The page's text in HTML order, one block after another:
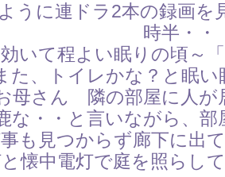
うに連ドラ2本の録画を
時半・・
いて程よい眠りの頃～
た、トイレかな？と眠
お母さん 隣の部屋に人が
な・・と言いながら、
も見つからず廊下に出
懐中電灯で庭を照らし